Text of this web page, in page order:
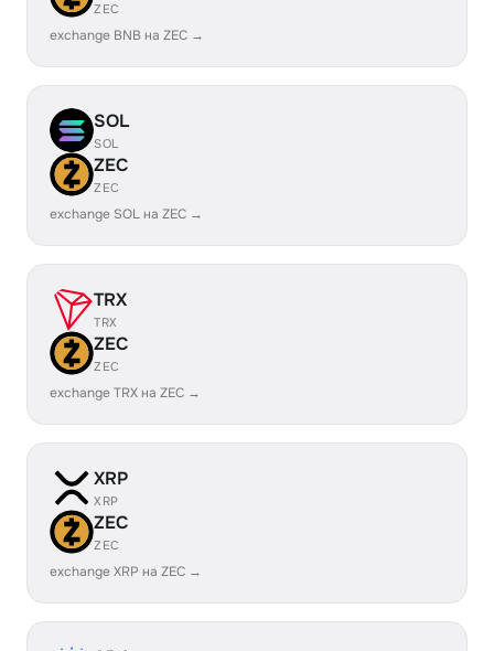
ZEC
exchange BNB на ZEC →
SOL
SOL
ZEC
ZEC
exchange SOL на ZEC →
TRX
TRX
ZEC
ZEC
exchange TRX на ZEC →
XRP
XRP
ZEC
ZEC
exchange XRP на ZEC →